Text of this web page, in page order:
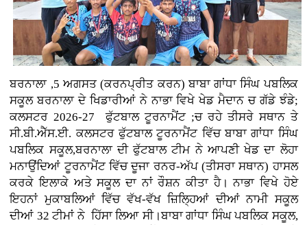
ਬਰਨਾਲਾ ,5 ਅਗਸਤ (ਕਰਨਪ੍ਰੀਤ ਕਰਨ) ਬਾਬਾ ਗਾਂਧਾ ਸਿੰਘ ਪਬਲਿਕ
ਸਕੂਲ ਬਰਨਾਲਾ ਦੇ ਖਿਡਾਰੀਆਂ ਨੇ ਨਾਭਾ ਵਿਖੇ ਖੇਡ ਮੈਦਾਨ ਚ ਗੱਡੇ ਝੰਡੇ;
ਕਲਸਟਰ 2026-27 ਫੁੱਟਬਾਲ ਟੂਰਨਾਮੈਂਟ ;ਚ ਰਹੇ ਤੀਸਰੇ ਸਥਾਨ ਤੇ
ਸੀ.ਬੀ.ਐੱਸ.ਈ. ਕਲਸਟਰ ਫੁੱਟਬਾਲ ਟੂਰਨਾਮੈਂਟ ਵਿੱਚ ਬਾਬਾ ਗਾਂਧਾ ਸਿੰਘ
ਪਬਲਿਕ ਸਕੂਲ,ਬਰਨਾਲਾ ਦੀ ਫੁੱਟਬਾਲ ਟੀਮ ਨੇ ਆਪਣੀ ਖੇਡ ਦਾ ਲੋਹਾ
ਮਨਾਉਂਦਿਆਂ ਟੂਰਨਾਮੈਂਟ ਵਿੱਚ ਦੂਜਾ ਰਨਰ-ਅੱਪ (ਤੀਸਰਾ ਸਥਾਨ) ਹਾਸਲ
ਕਰਕੇ ਇਲਾਕੇ ਅਤੇ ਸਕੂਲ ਦਾ ਨਾਂ ਰੌਸ਼ਨ ਕੀਤਾ ਹੈ। ਨਾਭਾ ਵਿਖੇ ਹੋਏ
ਇਹਨਾਂ ਮੁਕਾਬਲਿਆਂ ਵਿੱਚ ਵੱਖ-ਵੱਖ ਜ਼ਿਲ੍ਹਿਆਂ ਦੀਆਂ ਨਾਮੀ ਸਕੂਲ
ਦੀਆਂ 32 ਟੀਮਾਂ ਨੇ ਹਿੱਸਾ ਲਿਆ ਸੀ।ਬਾਬਾ ਗਾਂਧਾ ਸਿੰਘ ਪਬਲਿਕ ਸਕੂਲ,